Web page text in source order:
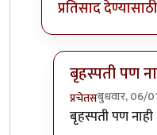
प्रतिसाद देण्यासाठी
बृहस्पती पण
प्रचेतसबुधवार, 06/
In reply to
बृहस्पती पण नाही